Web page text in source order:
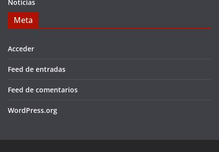
Noticias
Meta
Acceder
Feed de entradas
Feed de comentarios
WordPress.org